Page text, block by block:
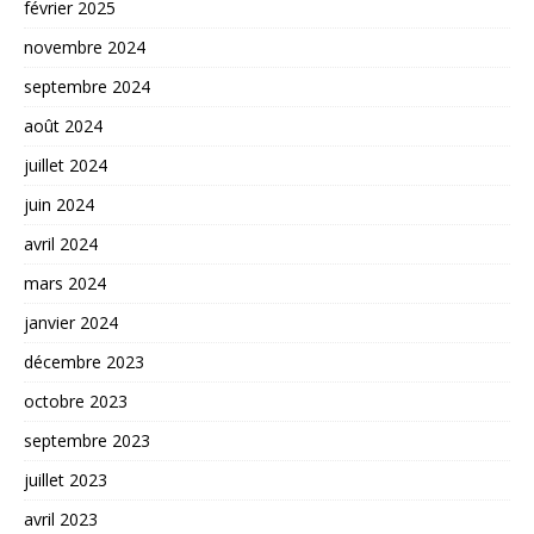
février 2025
novembre 2024
septembre 2024
août 2024
juillet 2024
juin 2024
avril 2024
mars 2024
janvier 2024
décembre 2023
octobre 2023
septembre 2023
juillet 2023
avril 2023